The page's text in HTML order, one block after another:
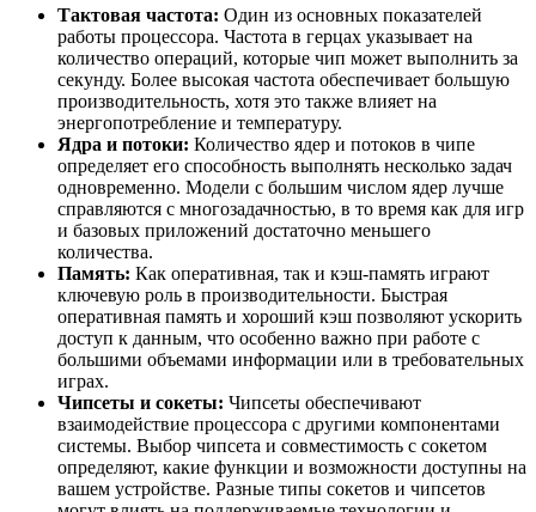
Тактовая частота: Один из основных показателей
работы процессора. Частота в герцах указывает на
количество операций, которые чип может выполнить за
секунду. Более высокая частота обеспечивает большую
производительность, хотя это также влияет на
энергопотребление и температуру.
Ядра и потоки: Количество ядер и потоков в чипе
определяет его способность выполнять несколько задач
одновременно. Модели с большим числом ядер лучше
справляются с многозадачностью, в то время как для игр
и базовых приложений достаточно меньшего
количества.
Память: Как оперативная, так и кэш-память играют
ключевую роль в производительности. Быстрая
оперативная память и хороший кэш позволяют ускорить
доступ к данным, что особенно важно при работе с
большими объемами информации или в требовательных
играх.
Чипсеты и сокеты: Чипсеты обеспечивают
взаимодействие процессора с другими компонентами
системы. Выбор чипсета и совместимость с сокетом
определяют, какие функции и возможности доступны на
вашем устройстве. Разные типы сокетов и чипсетов